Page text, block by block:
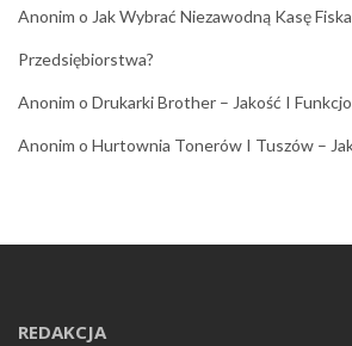
Anonim o Jak Wybrać Niezawodną Kasę
Przedsiębiorstwa?
Anonim o Drukarki Brother – Jakość I
Anonim o Hurtownia Tonerów I Tuszów –
REDAKCJA